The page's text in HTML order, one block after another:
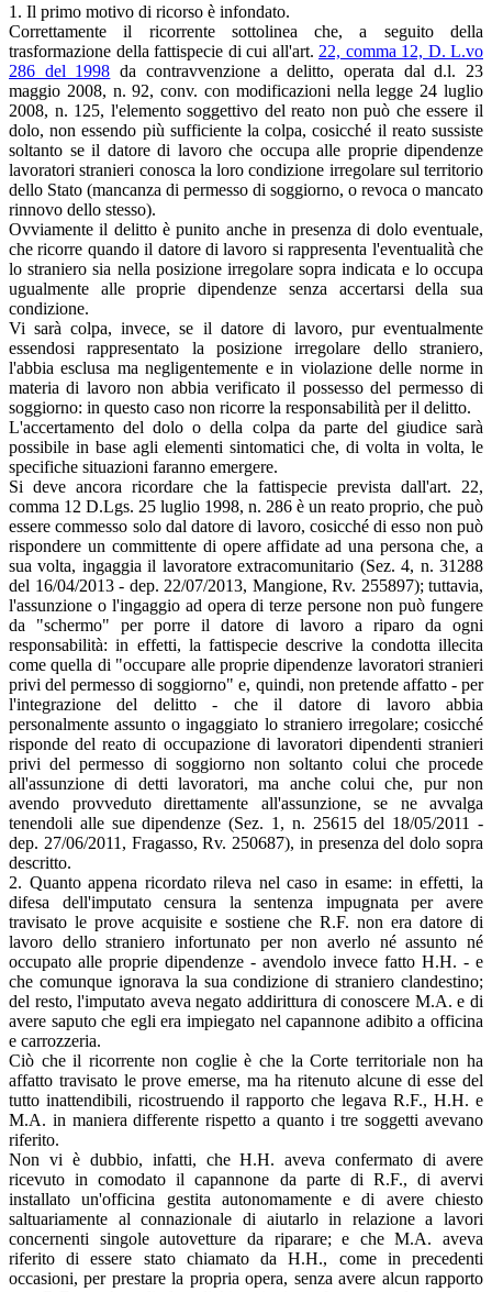
1. Il primo motivo di ricorso è infondato.
Correttamente il ricorrente sottolinea che, a seguito della
trasformazione della fattispecie di cui all'art. 22, comma 12, D. L.vo
286 del 1998 da contravvenzione a delitto, operata dal d.l. 23
maggio 2008, n. 92, conv. con modificazioni nella legge 24 luglio
2008, n. 125, l'elemento soggettivo del reato non può che essere il
dolo, non essendo più sufficiente la colpa, cosicché il reato sussiste
soltanto se il datore di lavoro che occupa alle proprie dipendenze
lavoratori stranieri conosca la loro condizione irregolare sul territorio
dello Stato (mancanza di permesso di soggiorno, o revoca o mancato
rinnovo dello stesso).
Ovviamente il delitto è punito anche in presenza di dolo eventuale,
che ricorre quando il datore di lavoro si rappresenta l'eventualità che
lo straniero sia nella posizione irregolare sopra indicata e lo occupa
ugualmente alle proprie dipendenze senza accertarsi della sua
condizione.
Vi sarà colpa, invece, se il datore di lavoro, pur eventualmente
essendosi rappresentato la posizione irregolare dello straniero,
l'abbia esclusa ma negligentemente e in violazione delle norme in
materia di lavoro non abbia verificato il possesso del permesso di
soggiorno: in questo caso non ricorre la responsabilità per il delitto.
L'accertamento del dolo o della colpa da parte del giudice sarà
possibile in base agli elementi sintomatici che, di volta in volta, le
specifiche situazioni faranno emergere.
Si deve ancora ricordare che la fattispecie prevista dall'art. 22,
comma 12 D.Lgs. 25 luglio 1998, n. 286 è un reato proprio, che può
essere commesso solo dal datore di lavoro, cosicché di esso non può
rispondere un committente di opere affidate ad una persona che, a
sua volta, ingaggia il lavoratore extracomunitario (Sez. 4, n. 31288
del 16/04/2013 - dep. 22/07/2013, Mangione, Rv. 255897); tuttavia,
l'assunzione o l'ingaggio ad opera di terze persone non può fungere
da "schermo" per porre il datore di lavoro a riparo da ogni
responsabilità: in effetti, la fattispecie descrive la condotta illecita
come quella di "occupare alle proprie dipendenze lavoratori stranieri
privi del permesso di soggiorno" e, quindi, non pretende affatto - per
l'integrazione del delitto - che il datore di lavoro abbia
personalmente assunto o ingaggiato lo straniero irregolare; cosicché
risponde del reato di occupazione di lavoratori dipendenti stranieri
privi del permesso di soggiorno non soltanto colui che procede
all'assunzione di detti lavoratori, ma anche colui che, pur non
avendo provveduto direttamente all'assunzione, se ne avvalga
tenendoli alle sue dipendenze (Sez. 1, n. 25615 del 18/05/2011 -
dep. 27/06/2011, Fragasso, Rv. 250687), in presenza del dolo sopra
descritto.
2. Quanto appena ricordato rileva nel caso in esame: in effetti, la
difesa dell'imputato censura la sentenza impugnata per avere
travisato le prove acquisite e sostiene che R.F. non era datore di
lavoro dello straniero infortunato per non averlo né assunto né
occupato alle proprie dipendenze - avendolo invece fatto H.H. - e
che comunque ignorava la sua condizione di straniero clandestino;
del resto, l'imputato aveva negato addirittura di conoscere M.A. e di
avere saputo che egli era impiegato nel capannone adibito a officina
e carrozzeria.
Ciò che il ricorrente non coglie è che la Corte territoriale non ha
affatto travisato le prove emerse, ma ha ritenuto alcune di esse del
tutto inattendibili, ricostruendo il rapporto che legava R.F., H.H. e
M.A. in maniera differente rispetto a quanto i tre soggetti avevano
riferito.
Non vi è dubbio, infatti, che H.H. aveva confermato di avere
ricevuto in comodato il capannone da parte di R.F., di avervi
installato un'officina gestita autonomamente e di avere chiesto
saltuariamente al connazionale di aiutarlo in relazione a lavori
concernenti singole autovetture da riparare; e che M.A. aveva
riferito di essere stato chiamato da H.H., come in precedenti
occasioni, per prestare la propria opera, senza avere alcun rapporto